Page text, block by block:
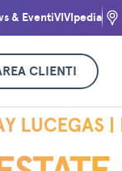
& EventiVIVIpedia
CLIENTI